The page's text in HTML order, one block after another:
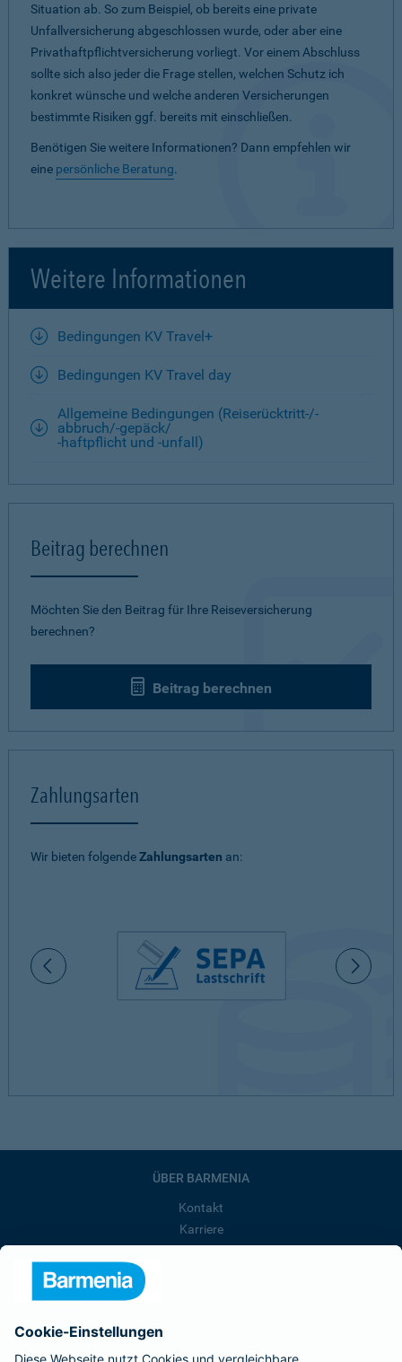
Situation ab. So zum Beispiel, ob bereits eine private
Unfallversicherung abgeschlossen wurde, oder aber eine
Privathaftpflichtversicherung vorliegt. Vor einem Abschluss
sollte sich also jeder die Frage stellen, welchen Schutz ich
konkret wünsche und welche anderen Versicherungen
bestimmte Risiken ggf. bereits mit einschließen.
Benötigen Sie weitere Informationen? Dann empfehlen wir
eine persönliche Beratung.
Weitere Informationen
Bedingungen KV Travel+
Bedingungen KV Travel day
Allgemeine Bedingungen (Reiserücktritt-/-
abbruch/-gepäck/
-haftpflicht und -unfall)
Beitrag berechnen
Möchten Sie den Beitrag für Ihre Reiseversicherung
berechnen?
Beitrag berechnen
Zahlungsarten
Wir bieten folgendeZahlungsarten an:
ÜBER BARMENIA
Kontakt
Karriere
Presse
Barmenia ist Teil der BarmeniaGothaer